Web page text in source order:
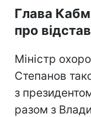
Глава
про
Міністр
Степанов
з
разом з